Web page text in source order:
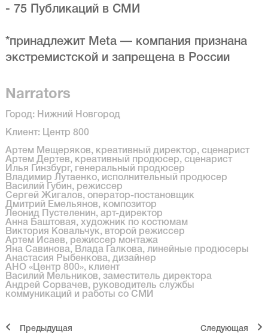
- 75 Публикаций в СМИ
*принадлежит Meta — компания признана
экстремистской и запрещена в России
Narrators
Город: Нижний Новгород
Клиент: Центр 800
Артем Мещеряков, креативный директор, сценарист
Артем Дертев, креативный продюсер, сценарист
Илья Гинзбург, генеральный продюсер
Владимир Лутаенко, исполнительный продюсер
Василий Губин, режиссер
Сергей Жигалов, оператор-постановщик
Дмитрий Емельянов, композитор
Леонид Пустеленин, арт-директор
Анна Баштовая, художник по костюмам
Виктория Ковальчук, второй режиссер
Артем Исаев, режиссер монтажа
Яна Савинова, Влада Галкова, линейные продюсеры
Анастасия Рыбенкова, дизайнер
АНО «Центр 800», клиент
Василий Мельников, заместитель директора
Андрей Сорвачев, руководитель службы
коммуникаций и работы со СМИ
Предыдущая Cледующая